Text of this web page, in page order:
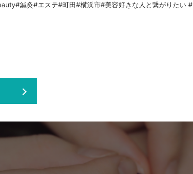
鍼灸#エステ#町田#横浜市#美容好きな人と繋がりたい #